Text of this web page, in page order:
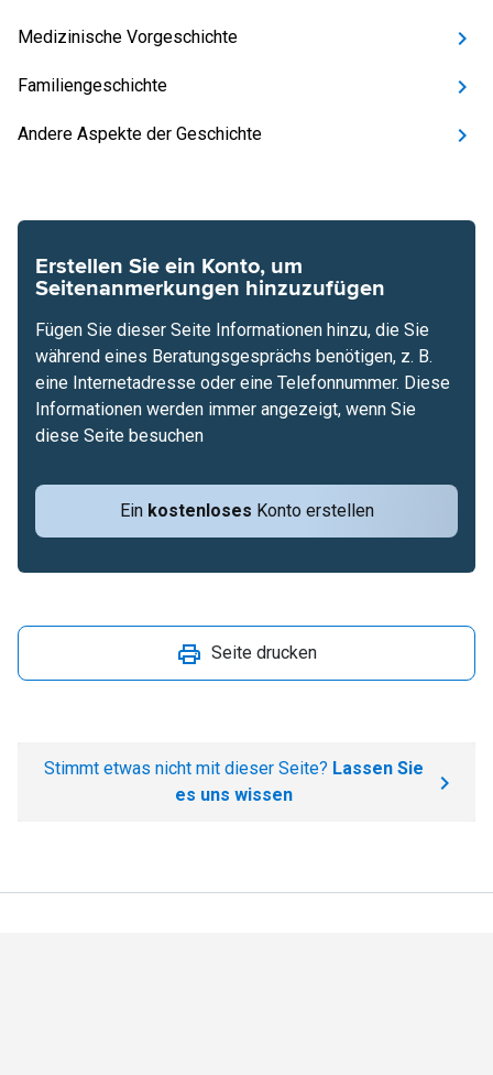
Medizinische Vorgeschichte
Familiengeschichte
Andere Aspekte der Geschichte
Erstellen Sie ein Konto, um
Seitenanmerkungen hinzuzufügen
Ein kostenloses Konto erstellen
Fügen Sie dieser Seite Informationen hinzu, die Sie
während eines Beratungsgesprächs benötigen, z. B.
eine Internetadresse oder eine Telefonnummer. Diese
Informationen werden immer angezeigt, wenn Sie
diese Seite besuchen
Seite drucken
Stimmt etwas nicht mit dieser Seite? Lassen Sie
es uns wissen